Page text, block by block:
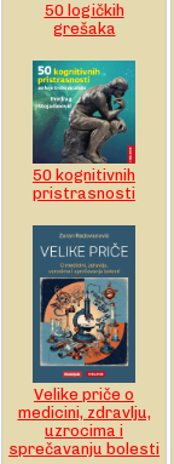
50 logičkih
grešaka
50 kognitivnih
pristrasnosti
Velike priče o
medicini, zdravlju,
uzrocima i
sprečavanju bolesti